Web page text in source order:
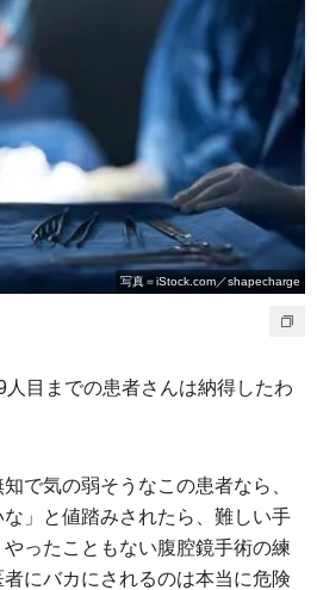
写真＝iStock.com／shapecharge
目までの患者さんは納得したわ
で気の弱そうなこの患者なら、
」と値踏みされたら、難しい手
ったこともない腹腔鏡手術の練
にバカにされるのは本当に危険